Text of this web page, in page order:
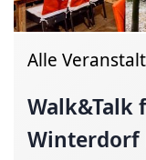
Alle
Walk&Talk
Winterdorf